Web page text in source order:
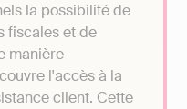
la possibilité de
fiscales et de
manière
l'accès à la
client. Cette